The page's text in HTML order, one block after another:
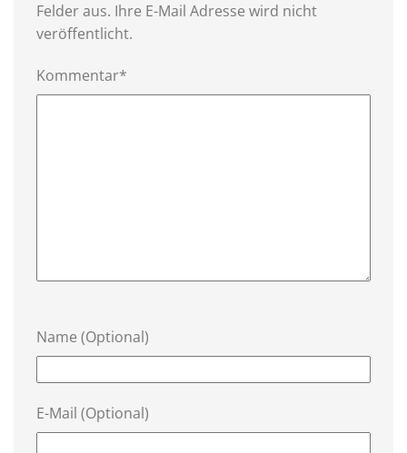
Felder aus. Ihre E-Mail Adresse wird nicht
veröffentlicht.
Kommentar*
Name (Optional)
E-Mail (Optional)